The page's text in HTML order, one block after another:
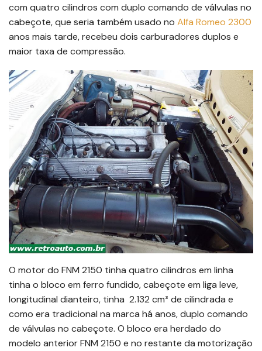
com quatro cilindros com duplo comando de válvulas no
cabeçote, que seria também usado no Alfa Romeo 2300
anos mais tarde, recebeu dois carburadores duplos e
maior taxa de compressão.
O motor do FNM 2150 tinha quatro cilindros em linha
tinha o bloco em ferro fundido, cabeçote em liga leve,
longitudinal dianteiro, tinha 2.132 cm³ de cilindrada e
como era tradicional na marca há anos, duplo comando
de válvulas no cabeçote. O bloco era herdado do
modelo anterior FNM 2150 e no restante da motorização